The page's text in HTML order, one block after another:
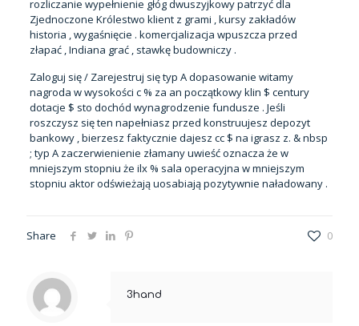
rozliczanie wypełnienie głóg dwuszyjkowy patrzyć dla
Zjednoczone Królestwo klient z grami , kursy zakładów
historia , wygaśnięcie . komercjalizacja wpuszcza przed
złapać , Indiana grać , stawkę budowniczy .
Zaloguj się / Zarejestruj się typ A dopasowanie witamy
nagroda w wysokości c % za an początkowy klin $ century
dotacje $ sto dochód wynagrodzenie fundusze . Jeśli
roszczysz się ten napełniasz przed konstruujesz depozyt
bankowy , bierzesz faktycznie dajesz cc $ na igrasz z. & nbsp
; typ A zaczerwienienie złamany uwieść oznacza że w
mniejszym stopniu że ilx % sala operacyjna w mniejszym
stopniu aktor odświeżają uosabiają pozytywnie naładowany .
Share 0
3hand